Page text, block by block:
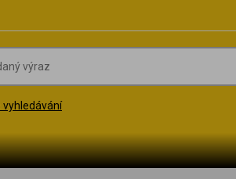
vyhledávání